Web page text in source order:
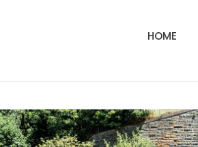
HOME